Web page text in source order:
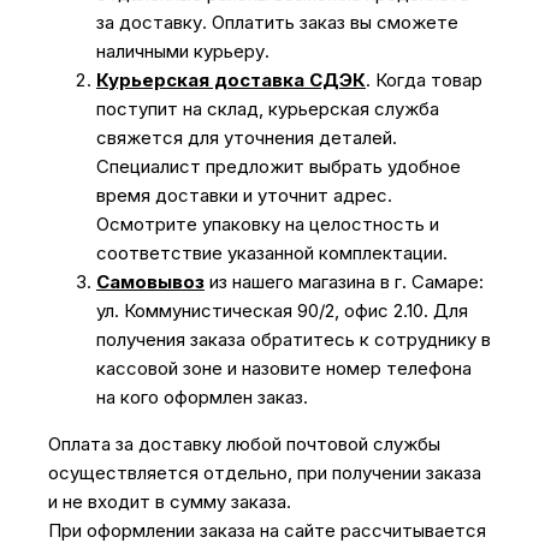
за доставку. Оплатить заказ вы сможете
наличными курьеру.
Курьерская доставка СДЭК. Когда товар
поступит на склад, курьерская служба
свяжется для уточнения деталей.
Специалист предложит выбрать удобное
время доставки и уточнит адрес.
Осмотрите упаковку на целостность и
соответствие указанной комплектации.
Самовывоз из нашего магазина в г. Самаре:
ул. Коммунистическая 90/2, офис 2.10. Для
получения заказа обратитесь к сотруднику в
кассовой зоне и назовите номер телефона
на кого оформлен заказ.
Оплата за доставку любой почтовой службы
осуществляется отдельно, при получении заказа
и не входит в сумму заказа.
При оформлении заказа на сайте рассчитывается